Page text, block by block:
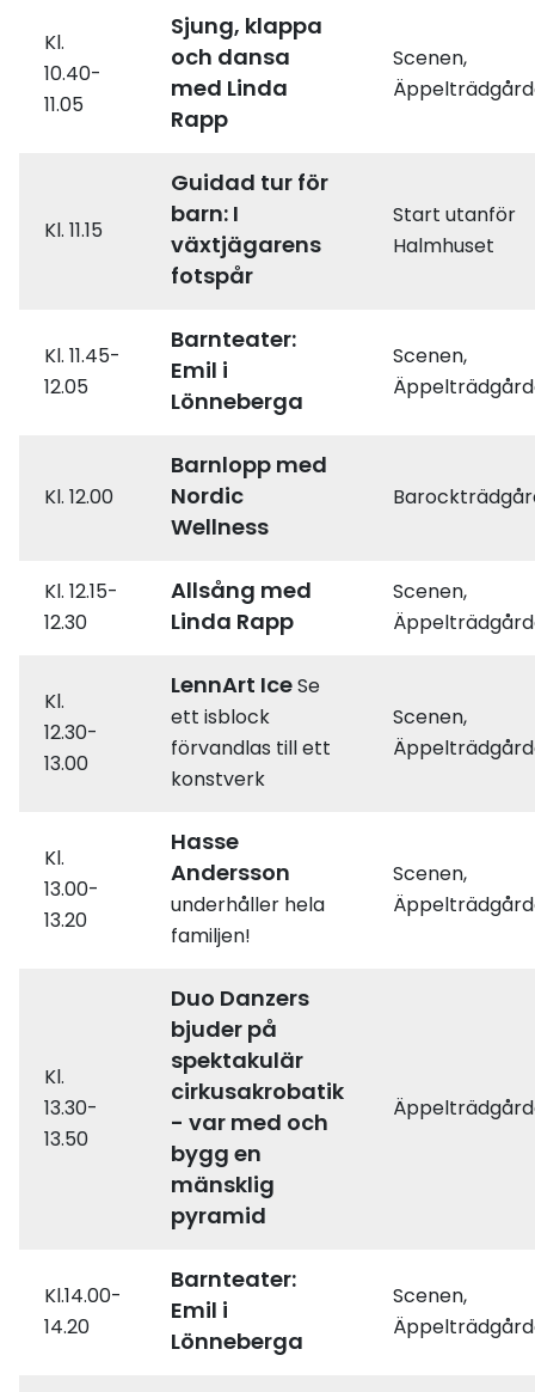
Kl.
10.40-
11.05
Sjung, klappa
och dansa
med Linda
Rapp
Scenen,
Kl. 11.15
Guidad tur för
barn: I
växtjägarens
fotspår
Start utanför
Halmhuset
Kl. 11.45-
12.05
Barnteater:
Emil i
Lönneberga
Scenen,
Kl. 12.00
Barnlopp med
Nordic
Wellness
Kl. 12.15-
12.30
Allsång med
Linda Rapp
Scenen,
Kl.
12.30-
13.00
LennArt IceSe
ett isblock
förvandlas till ett
konstverk
Scenen,
Kl.
13.00-
13.20
Hasse
Andersson
underhåller hela
familjen!
Scenen,
Kl.
13.30-
13.50
Duo Danzers
bjuder på
spektakulär
cirkusakrobatik
- var med och
bygg en
mänsklig
pyramid
Kl.14.00-
14.20
Barnteater:
Emil i
Lönneberga
Scenen,